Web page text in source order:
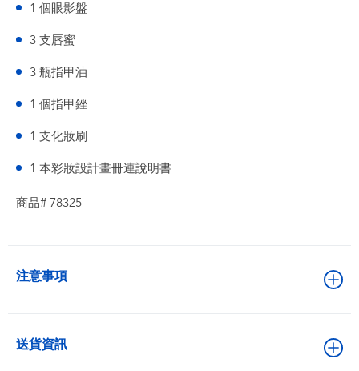
1 個眼影盤
3 支唇蜜
3 瓶指甲油
1 個指甲銼
1 支化妝刷
1 本彩妝設計畫冊連說明書
商品# 78325
注意事項
送貨資訊